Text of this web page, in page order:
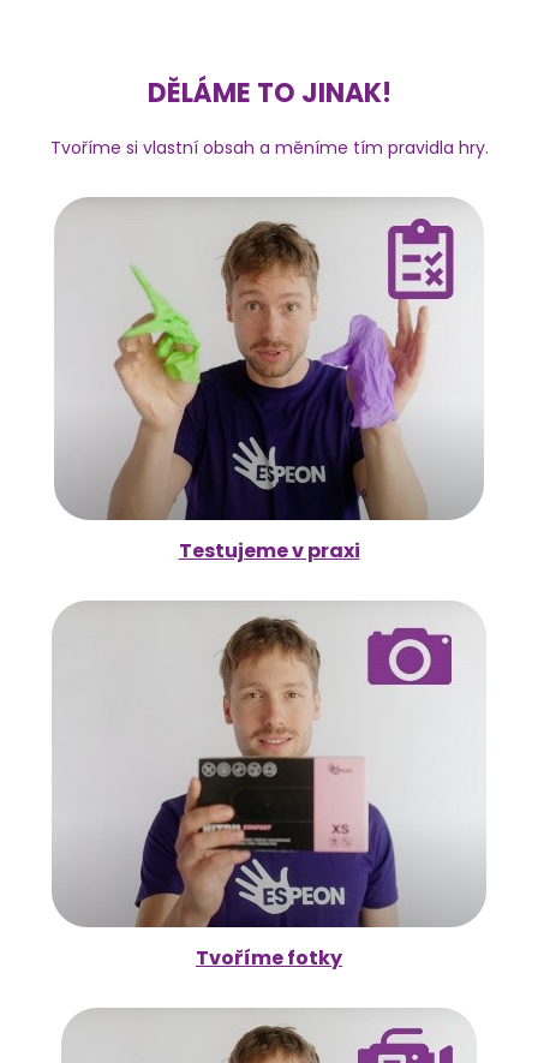
DĚLÁME TO JINAK!
Tvoříme si vlastní obsah a měníme tím pravidla hry.
Testujeme v praxi
Tvoříme fotky